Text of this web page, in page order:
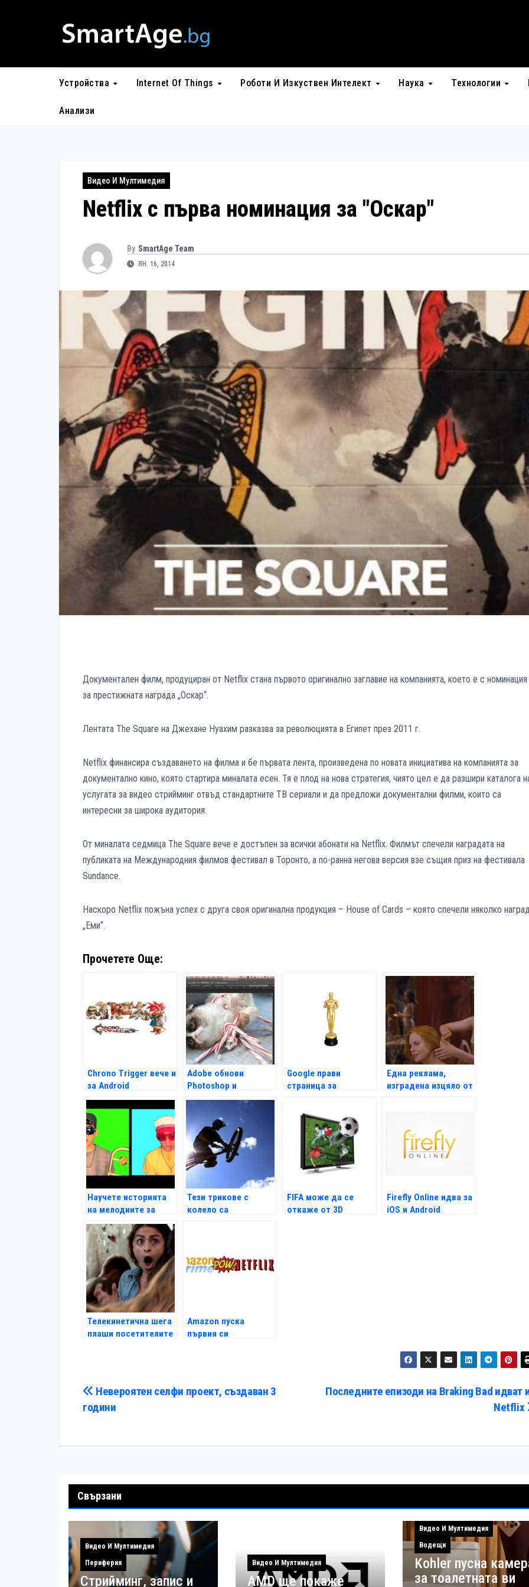
Устройства Internet Of Things Роботи И Изкуствен Интелект Наука Технологии
Анализи
Видео И Мултимедия
Netflix с първа номинация за "Оскар"
By SmartAge Team
ЯН. 16, 2014
Документален филм, продуциран от Netflix стана първото оригинално заглавие на компанията, което е с номинация
за престижната награда „Оскар“.
Лентата The Square на Джехане Нуахим разказва за революцията в Египет през 2011 г.
Netflix финансира създаването на филма и бе първата лента, произведена по новата инициатива на компанията за
документално кино, която стартира миналата есен. Тя е плод на нова стратегия, чиято цел е да разшири каталога
услугата за видео стрийминг отвъд стандартните ТВ сериали и да предложи документални филми, които са
интересни за широка аудитория.
От миналата седмица The Square вече е достъпен за всички абонати на Netflix. Филмът спечели наградата на
публиката на Международния филмов фестивал в Торонто, а по-ранна негова версия взе същия приз на фестивала
Sundance.
Наскоро Netflix пожъна успех с друга своя оригинална продукция – House of Cards – която спечели няколко
„Еми“.
Прочетете Още:
Chrono Trigger вече и
за Android
Adobe обнови
Photoshop и
Illustrator
Google прави
страница за
Една реклама,
изградена изцяло от
Научете историята
на мелодиите за
звънене
Тези трикове с
колело са
FIFA може да се
откаже от 3D
Firefly Online идва за
iOS и Android
Телекинетична шега
плаши посетителите
Amazon пуска
първия си
Навигация
Последните епизоди на Braking Bad идват
Netflix
Невероятен селфи проект, създаван 3
години
Свързани
Видео И Мултимедия
Периферия
Стрийминг, запис и
Видео И Мултимедия
AMD ще покаже
Видео И Мултимедия
Водещи
Kohler пусна
за тоалетната ви